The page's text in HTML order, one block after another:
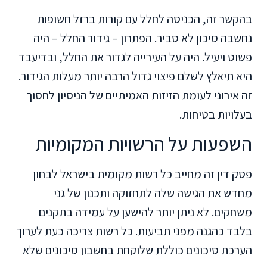
בהקשר זה, הכניסה לחלל עם קורות ברזל חשופות
נחשבה סיכון לא סביר. הפתרון – גידור החלל – היה
פשוט ויעיל. היה על העירייה לגדור את החלל, ובדיעבד
היא תיאלץ לשלם פיצוי גדול הרבה יותר מעלות הגידור.
זה אירוני לעומת הזיזות האמיתיים של הניסיון לחסוך
בעלויות בטיחות.
השפעות על הרשויות המקומיות
פסק דין זה מחייב כל רשות מקומית בישראל לבחון
מחדש את הגישה שלה לתחזוקה ותכנון של גני
משחקים. לא ניתן יותר להישען על עמידה בתקנים
בלבד כהגנה מפני תביעות. כל רשות צריכה כעת לערוך
הערכת סיכונים כוללת שלוקחת בחשבון סיכונים שלא